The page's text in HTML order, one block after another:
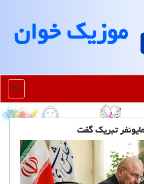
موزیك خوان
منو
تبریک گفت